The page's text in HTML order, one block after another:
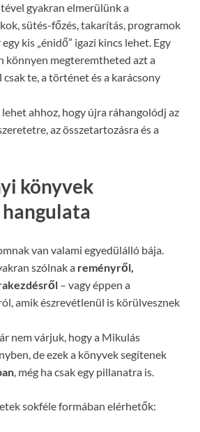
gyakran elmerülünk a
sütés-főzés, takarítás, programok
kis „énidő” igazi kincs lehet. Egy
könnyen megteremtheted azt a
csak te, a történet és a karácsony
ahhoz, hogy újra ráhangolódj az
az összetartozásra és a
könyvek
van valami egyedülálló bája.
szólnak a reményről,
– vagy éppen a
amik észrevétlenül is körülvesznek
nem várjuk, hogy a Mikulás
de ezek a könyvek segítenek
, még ha csak egy pillanatra is.
sokféle formában elérhetők: